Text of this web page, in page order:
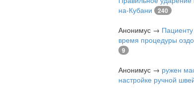
на-Кубани
240
Анонимус →
время процедуры
9
Анонимус → ружен
настройке ручной